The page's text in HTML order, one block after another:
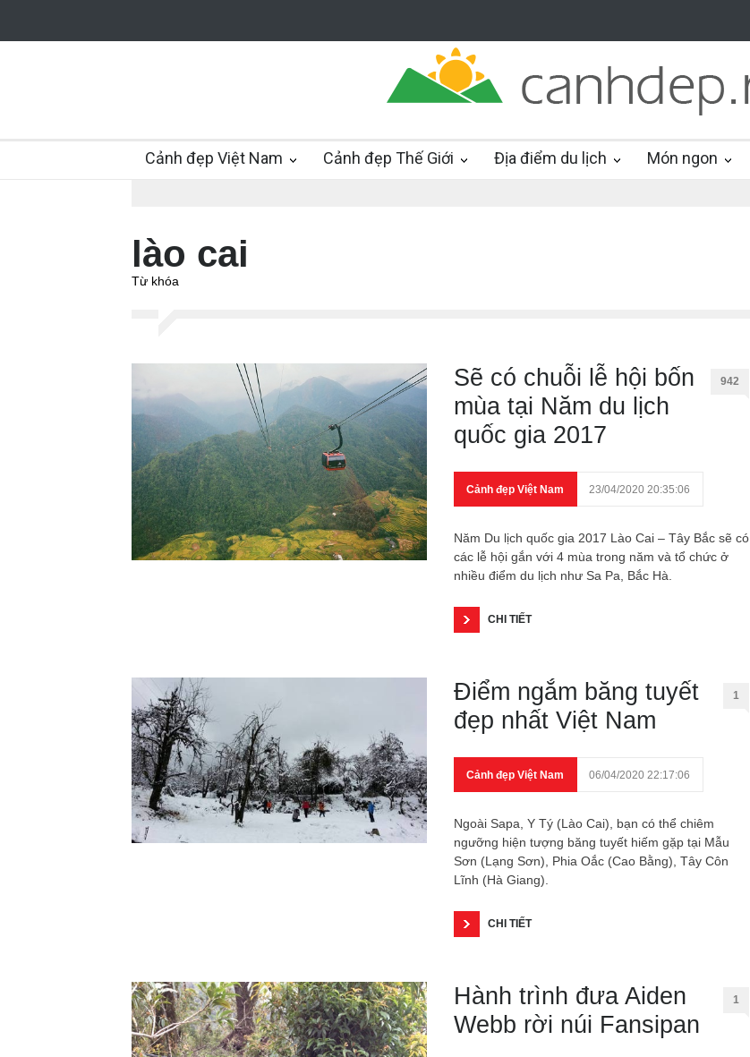
Cảnh đẹp Việt Nam Cảnh đẹp Thế Giới Địa điểm du lịch Món ngon
lào cai
Từ khóa
Sẽ có chuỗi lễ hội bốn
mùa tại Năm du lịch
quốc gia 2017
942
Cảnh đẹp Việt Nam 23/04/2020 20:35:06
Năm Du lịch quốc gia 2017 Lào Cai – Tây Bắc sẽ có
các lễ hội gắn với 4 mùa trong năm và tổ chức ở
nhiều điểm du lịch như Sa Pa, Bắc Hà.
CHI TIẾT
Điểm ngắm băng tuyết
đẹp nhất Việt Nam
1
Cảnh đẹp Việt Nam 06/04/2020 22:17:06
Ngoài Sapa, Y Tý (Lào Cai), bạn có thể chiêm
ngưỡng hiện tượng băng tuyết hiếm gặp tại Mẫu
Sơn (Lạng Sơn), Phia Oắc (Cao Bằng), Tây Côn
Lĩnh (Hà Giang).
CHI TIẾT
Hành trình đưa Aiden
Webb rời núi Fansipan
1